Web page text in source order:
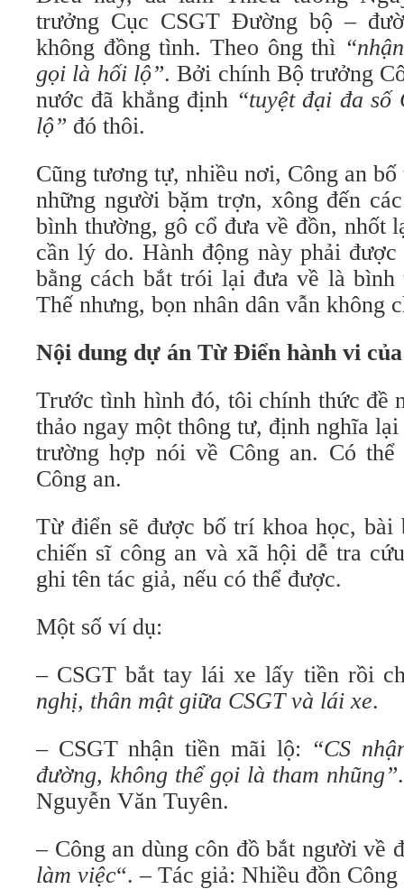
trưởng Cục CSGT Đường bộ –
không đồng tình. Theo ông thì
gọi là hối lộ”. Bởi chính Bộ trưởng
nước đã khẳng định “tuyệt đại đa số
lộ” đó thôi.
Cũng tương tự, nhiều nơi, Công an
những người bặm trợn, xông đến
bình thường, gô cổ đưa về đồn, nhốt
cần lý do. Hành động này phải
bằng cách bắt trói lại đưa về là
Thế nhưng, bọn nhân dân vẫn không
Nội dung dự án Từ Điển hành vi
Trước tình hình đó, tôi chính thức đề
thảo ngay một thông tư, định nghĩa
trường hợp nói về Công an. Có
Công an.
Từ điển sẽ được bố trí khoa học, bài
chiến sĩ công an và xã hội dễ tra
ghi tên tác giả, nếu có thể được.
Một số ví dụ:
– CSGT bắt tay lái xe lấy tiền rồi
nghị, thân mật giữa CSGT và lái xe.
– CSGT nhận tiền mãi lộ: “CS
đường, không thể gọi là tham nhũng”
Nguyễn Văn Tuyên.
– Công an dùng côn đồ bắt người về
làm việc“. – Tác giả: Nhiều đồn Công